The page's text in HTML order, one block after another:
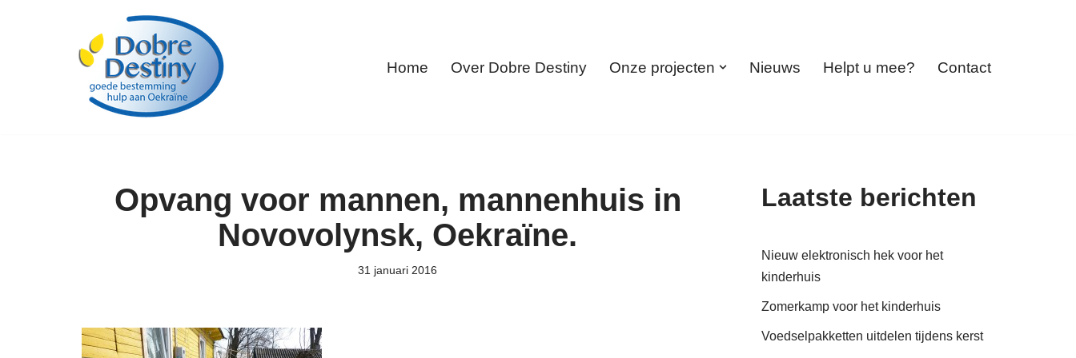
Home Over Dobre Destiny Onze projecten Nieuws Helpt u mee? Contact
Opvang voor mannen, mannenhuis in
Novovolynsk, Oekraïne.
31 januari 2016
Laatste berichten
Nieuw elektronisch hek voor het
kinderhuis
Zomerkamp voor het kinderhuis
Voedselpakketten uitdelen tijdens kerst